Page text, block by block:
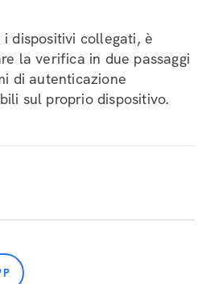
dispositivi collegati, è
la verifica in due passaggi
di autenticazione
sul proprio dispositivo.